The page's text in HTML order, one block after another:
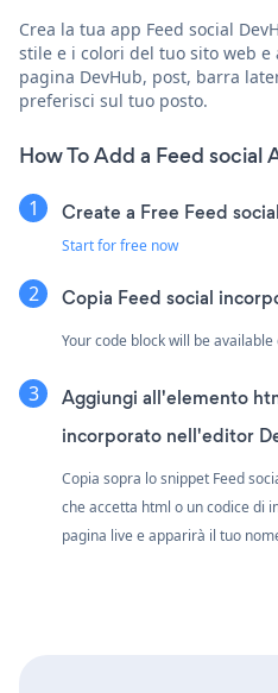
Crea la tua app Feed social
stile e i colori del tuo sito web
pagina DevHub, post, barra
preferisci sul tuo posto.
How To Add a Feed social
Create a Free Feed
Start for free now
Copia Feed social
Your code block will be
Aggiungi all'elemento
incorporato nell'editor
Copia sopra lo snippet Feed
che accetta html o un codice di
pagina live e apparirà il tuo